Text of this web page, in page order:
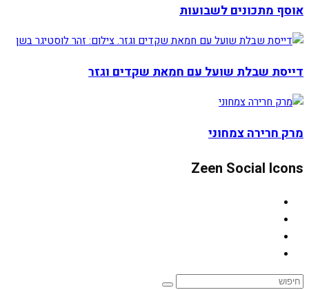
אוסף מתכונים לשבועות
דייסת שבלת שועל עם חמאת שקדים וגזר
מרק חרירה צמחוני
Zeen Social Icons